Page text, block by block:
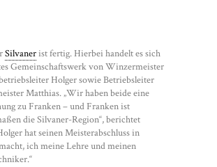
Silvanerist fertig. Hierbei handelt es sich
Gemeinschaftswerk von Winzermeister
Holger sowie Betriebsleiter
Matthias. „Wir haben beide eine
zu Franken – und Franken ist
die Silvaner-Region“, berichtet
hat seinen Meisterabschluss in
ich meine Lehre und meinen